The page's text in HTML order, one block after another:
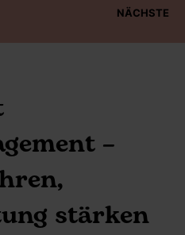
NÄCHSTE
–
stärken